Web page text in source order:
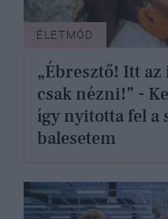
ÉLETMÓD
„Ébresztő! Itt
csak nézni!” -
így nyitotta fel a
balesetem